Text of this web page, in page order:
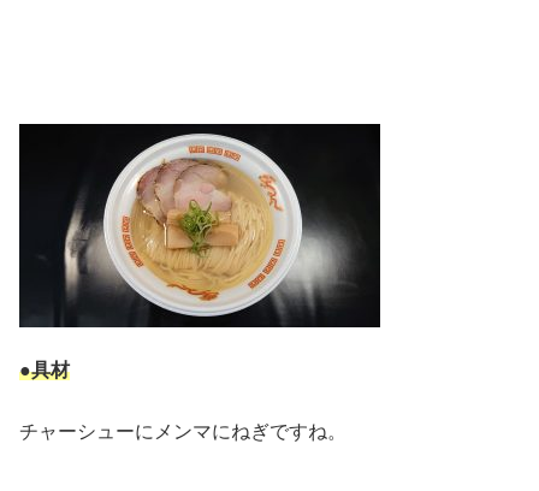
●具材
チャーシューにメンマにねぎですね。